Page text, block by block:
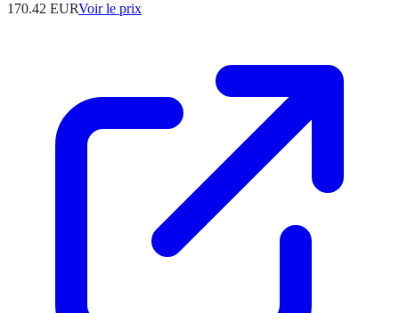
170.42 EURVoir le prix